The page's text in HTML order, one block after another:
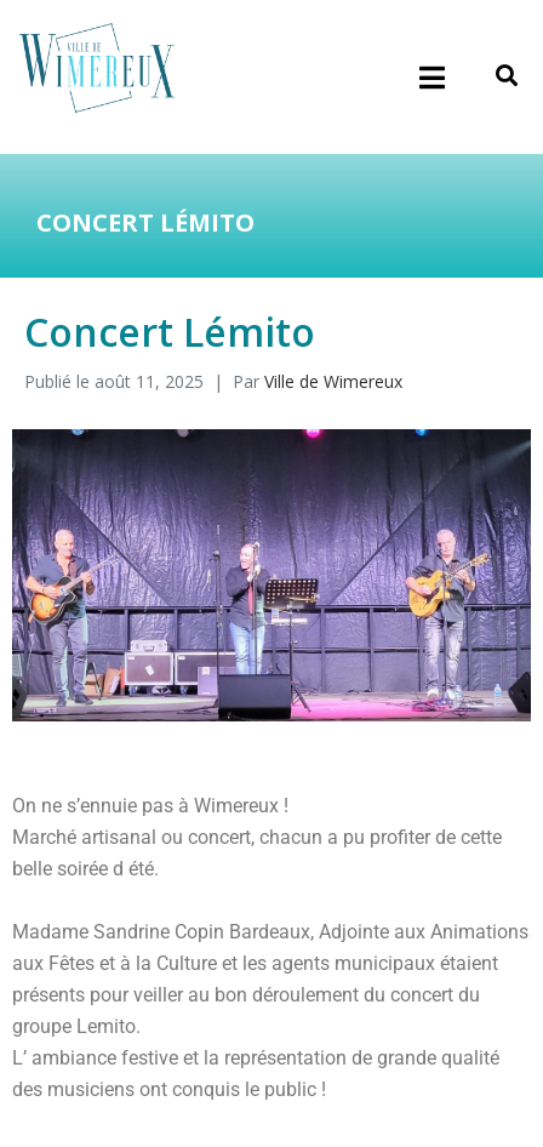
CONCERT LÉMITO
Concert Lémito
Publié le août 11, 2025 Par Ville de Wimereux
On ne s’ennuie pas à Wimereux !
Marché artisanal ou concert, chacun a pu profiter de cette
belle soirée d été.
Madame Sandrine Copin Bardeaux, Adjointe aux Animations
aux Fêtes et à la Culture et les agents municipaux étaient
présents pour veiller au bon déroulement du concert du
groupe Lemito.
L’ ambiance festive et la représentation de grande qualité
des musiciens ont conquis le public !